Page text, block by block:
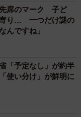
席のマーク 子ど
寄り… 一つだけ謎の
んですね」
「予定なし」が約半
使い分け」が鮮明に